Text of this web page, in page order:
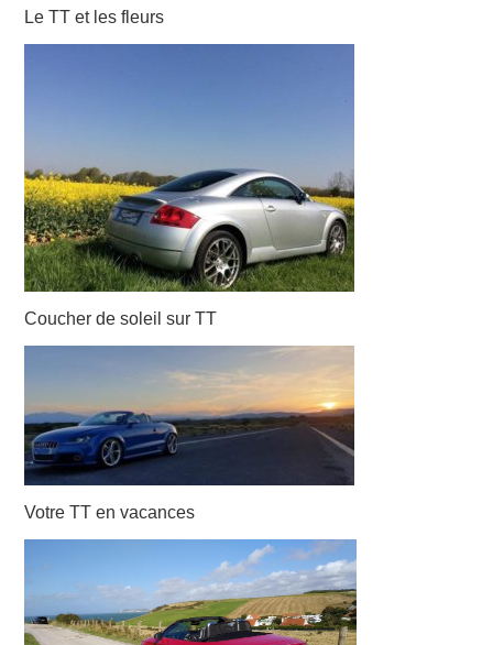
Le TT et les fleurs
Coucher de soleil sur TT
Votre TT en vacances